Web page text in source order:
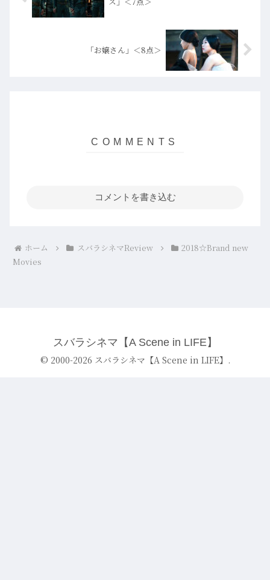
「お嬢さん」＜8点＞
コメントを書き込む
ホーム スバラシネマReview
2018☆Brand new
Movies
スバラシネマ【A Scene in LIFE】
© 2000-2026 スバラシネマ【A Scene in LIFE】.